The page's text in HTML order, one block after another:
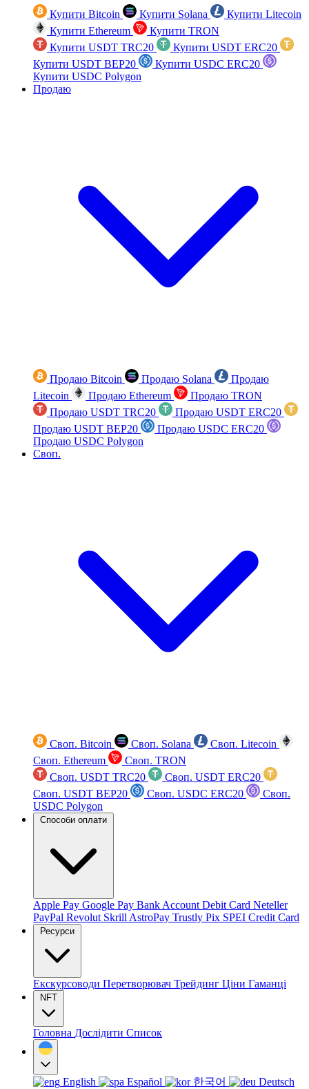
Купити Bitcoin Купити Solana
Купити Litecoin
Купити Ethereum
Купити TRON
Купити USDT TRC20
Купити USDT ERC20
Купити USDT BEP20
Купити USDC ERC20
Купити USDC Polygon
Продаю
Продаю Bitcoin Продаю Solana
Продаю
Litecoin
Продаю Ethereum
Продаю TRON
Продаю USDT TRC20
Продаю USDT ERC20
Продаю USDT BEP20
Продаю USDC ERC20
Продаю USDC Polygon
Своп.
Своп. Bitcoin Своп. Solana
Своп. Litecoin
Своп. Ethereum
Своп. TRON
Своп. USDT TRC20
Своп. USDT ERC20
Своп. USDT BEP20
Своп. USDC ERC20
Своп.
USDC Polygon
Способи оплати
Apple Pay Google Pay Bank Account Debit Card Neteller
PayPal Revolut Skrill AstroPay Trustly Pix SPEI Credit Card
Ресурси
Екскурсоводи Перетворювач Трейдинг Ціни Гаманці
NFT
Головна Дослідити Список
English Español 한국어
Deutsch